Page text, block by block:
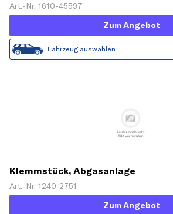
Art.-Nr. 1610-45597
Zum Angebot
Fahrzeug auswählen
Klemmstück, Abgasanlage
Art.-Nr. 1240-2751
Zum Angebot